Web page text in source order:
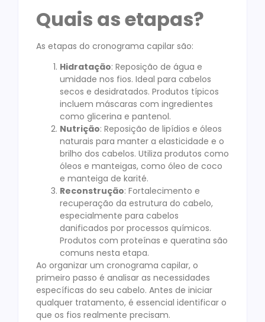
Quais as etapas?
As etapas do cronograma capilar são:
Hidratação: Reposição de água e
umidade nos fios. Ideal para cabelos
secos e desidratados. Produtos típicos
incluem máscaras com ingredientes
como glicerina e pantenol.
Nutrição: Reposição de lipídios e óleos
naturais para manter a elasticidade e o
brilho dos cabelos. Utiliza produtos como
óleos e manteigas, como óleo de coco
e manteiga de karité.
Reconstrução: Fortalecimento e
recuperação da estrutura do cabelo,
especialmente para cabelos
danificados por processos químicos.
Produtos com proteínas e queratina são
comuns nesta etapa.
Ao organizar um cronograma capilar, o
primeiro passo é analisar as necessidades
específicas do seu cabelo. Antes de iniciar
qualquer tratamento, é essencial identificar o
que os fios realmente precisam.